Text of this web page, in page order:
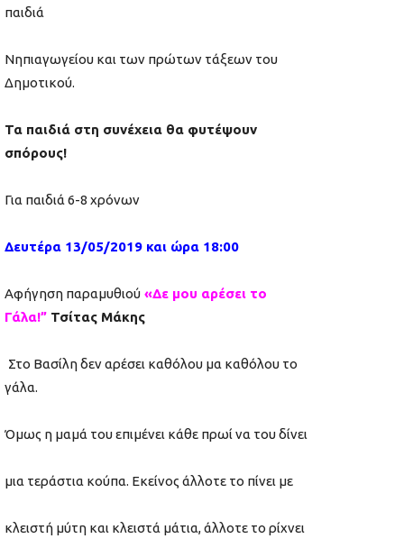
παιδιά
Νηπιαγωγείου και των πρώτων τάξεων του
Δημοτικού.
Τα παιδιά στη συνέχεια θα φυτέψουν
σπόρους!
Για παιδιά 6-8 χρόνων
Δευτέρα 13/05/2019 και ώρα 18:00
Αφήγηση παραμυθιού «Δε μου αρέσει το
Γάλα!” Τσίτας Μάκης
Στο Βασίλη δεν αρέσει καθόλου μα καθόλου το
γάλα.
Όμως η μαμά του επιμένει κάθε πρωί να του δίνει
μια τεράστια κούπα. Εκείνος άλλοτε το πίνει με
κλειστή μύτη και κλειστά μάτια, άλλοτε το ρίχνει